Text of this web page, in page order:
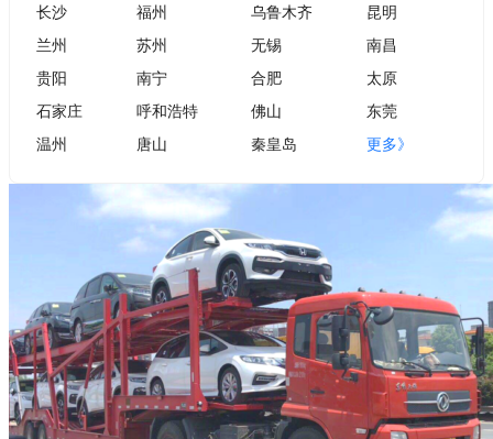
长沙
福州 乌鲁木齐
昆明
兰州
苏州 无锡
南昌
贵阳
南宁 合肥
太原
石家庄
呼和浩特 佛山
东莞
温州
唐山 秦皇岛 更多》